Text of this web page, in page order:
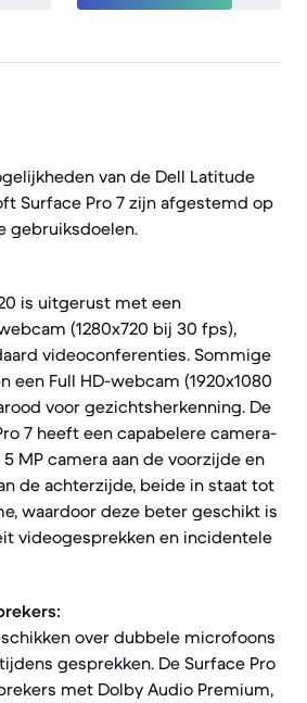
van de Dell Latitude
Surface Pro 7 zijn afgestemd op
gebruiksdoelen.
is uitgerust met een
(1280x720 bij 30 fps),
videoconferenties. Sommige
een Full HD-webcam (1920x1080
voor gezichtsherkenning. De
7 heeft een capabelere camera-
MP camera aan de voorzijde en
de achterzijde, beide in staat tot
waardoor deze beter geschikt is
videogesprekken en incidentele
over dubbele microfoons
gesprekken. De Surface Pro
met Dolby Audio Premium,